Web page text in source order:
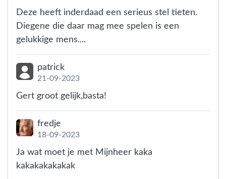
Deze heeft inderdaad een serieus stel tieten.
Diegene die daar mag mee spelen is een
gelukkige mens....
patrick
21-09-2023
Gert groot gelijk,basta!
fredje
18-09-2023
Ja wat moet je met Mijnheer kaka
kakakakakakak